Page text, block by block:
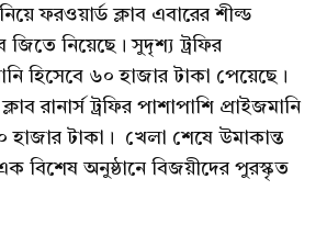
ফরওয়ার্ড ক্লাব এবারের শীল্ড
জিতে নিয়েছে। সুদৃশ্য ট্রফির
হিসেবে ৬০ হাজার টাকা পেয়েছে।
রানার্স ট্রফির পাশাপাশি প্রাইজমানি
হাজার টাকা। ‌ খেলা শেষে উমাকান্ত
বিশেষ অনুষ্ঠানে বিজয়ীদের পুরস্কৃত